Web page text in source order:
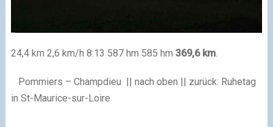
24,4 km 2,6 km/h 8:13 587 hm 585 hm 369,6 km.
Pommiers – Champdieu || nach oben || zurück: Ruhetag
in St-Maurice-sur-Loire